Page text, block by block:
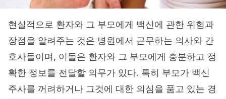
현실적으로 환자와 그 부모에게 백신에 관한 위험과
장점을 알려주는 것은 병원에서 근무하는 의사와 간
호사들이며, 이들은 환자와 그 부모에게 충분하고 정
확한 정보를 전달할 의무가 있다. 특히 부모가 백신
주사를 꺼려하거나 그것에 대한 의심을 품고 있는 경